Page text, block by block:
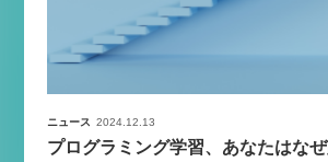
ニュース 2024.12.13
プログラミング学習、あなたはな